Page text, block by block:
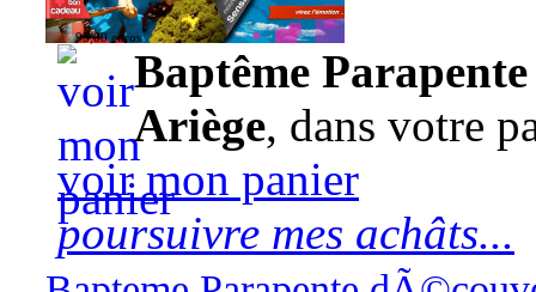
95,00 euros
Baptême
Ariège, dans votre
voir mon panier
poursuivre mes achâts...